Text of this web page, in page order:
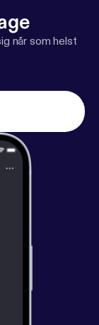
impre
når som helst